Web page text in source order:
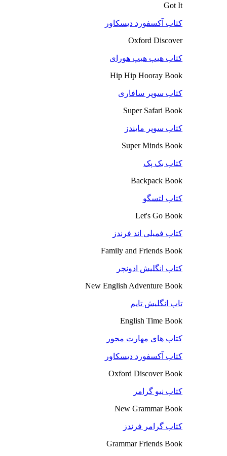
Got It
کتاب آکسفورد دیسکاور
Oxford Discover
کتاب هیپ هیپ هورای
Hip Hip Hooray Book
کتاب سوپر سافاری
Super Safari Book
کتاب سوپر مایندز
Super Minds Book
کتاب بک پک
Backpack Book
کتاب لتسگو
Let's Go Book
کتاب فمیلی اند فرندز
Family and Friends Book
کتاب انگلیش ادونچر
New English Adventure Book
تاب انگلیش تایم
English Time Book
کتاب های مهارت محور
کتاب آکسفورد دیسکاور
Oxford Discover Book
کتاب نیو گرامر
New Grammar Book
کتاب گرامر فرندز
Grammar Friends Book